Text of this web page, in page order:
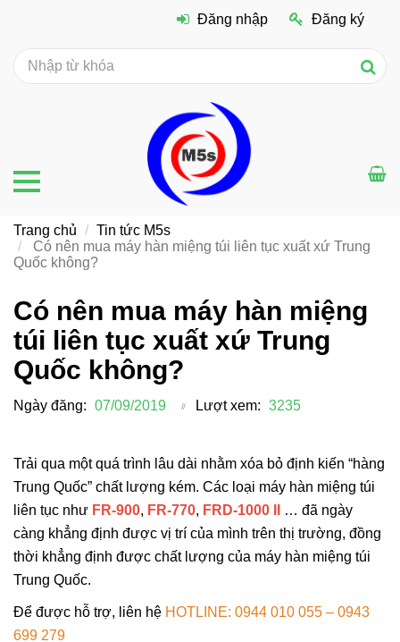
Có nên mua máy hàn miệng
túi liên tục xuất xứ Trung
Quốc không?
Ngày đăng: 07/09/2019 Lượt xem: 3235
Trải qua một quá trình lâu dài nhằm xóa bỏ định kiến “hàng
Trung Quốc” chất lượng kém. Các loại máy hàn miệng túi
liên tục như FR-900, FR-770, FRD-1000 II
… đã ngày
càng khẳng định được vị trí của mình trên thị trường, đồng
thời khẳng định được chất lượng của máy hàn miệng túi
Trung Quốc.
Để được hỗ trợ, liên hệ HOTLINE: 0944 010 055 – 0943
699 279
Đăng nhập Đăng ký
Trang chủ
Tin tức M5s
Có nên mua máy hàn miệng túi liên tục xuất xứ Trung
Quốc không?